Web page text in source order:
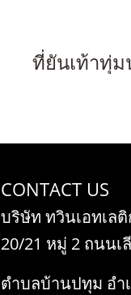
ที่ยันเท้าทุ่
CONTACT US
บริษัท ทวินเอทเล
20/21 หมู่ 2 ถนนเ
ตำบลบ้านปทุม อำ